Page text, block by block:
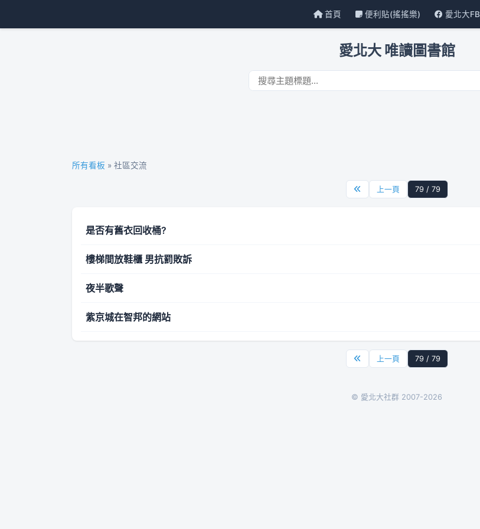
首頁 便利貼(搖搖樂) 愛北大FB
愛北大 唯讀圖書館
所有看板 » 社區交流
上一頁 79 / 79
是否有舊衣回收桶?
樓梯間放鞋櫃 男抗罰敗訴
夜半歌聲
紫京城在智邦的網站
上一頁 79 / 79
© 愛北大社群 2007-2026